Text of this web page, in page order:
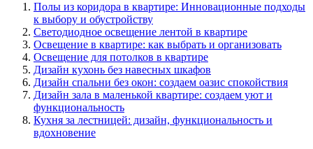
Полы из коридора в квартире: Инновационные подходы
к выбору и обустройству
Светодиодное освещение лентой в квартире
Освещение в квартире: как выбрать и организовать
Освещение для потолков в квартире
Дизайн кухонь без навесных шкафов
Дизайн спальни без окон: создаем оазис спокойствия
Дизайн зала в маленькой квартире: создаем уют и
функциональность
Кухня за лестницей: дизайн, функциональность и
вдохновение